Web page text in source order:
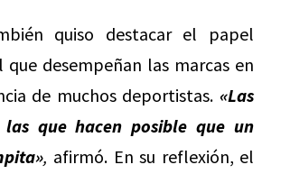
quiso destacar el papel
desempeñan las marcas en
de muchos deportistas. «Las
las que hacen posible que un
, afirmó. En su reflexión, el